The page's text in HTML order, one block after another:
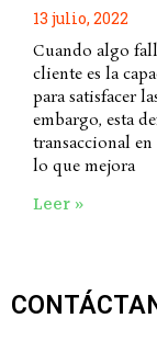
13 julio, 2022
Cuando algo
cliente es la
para satisfacer
embargo, esta
transaccional en
lo que mejora
Leer »